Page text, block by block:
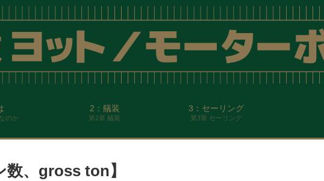
のか
2：艤装
第2章 艤装
3：セーリング
第3章 セーリング
、gross ton】